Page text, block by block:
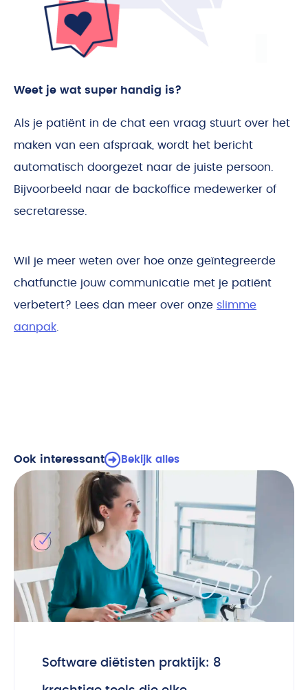
Weet je wat super handig is?
Als je patiënt in de chat een vraag stuurt over het
maken van een afspraak, wordt het bericht
automatisch doorgezet naar de juiste persoon.
Bijvoorbeeld naar de backoffice medewerker of
secretaresse.
Wil je meer weten over hoe onze geïntegreerde
chatfunctie jouw communicatie met je patiënt
verbetert? Lees dan meer over onze slimme
aanpak
Ook interessant Bekijk alles
Software diëtisten praktijk: 8